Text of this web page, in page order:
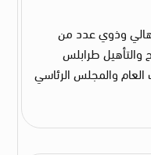
وذوي عدد من
والتأهيل طرابلس
العام والمجلس الرئاسي